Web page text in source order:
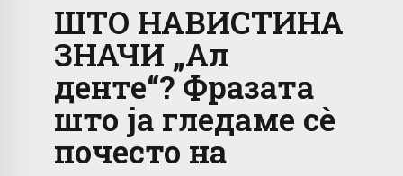
ШТО НАВИСТИНА
ЗНАЧИ „Ал
денте“? Фразата
што ја гледаме сè
почесто на